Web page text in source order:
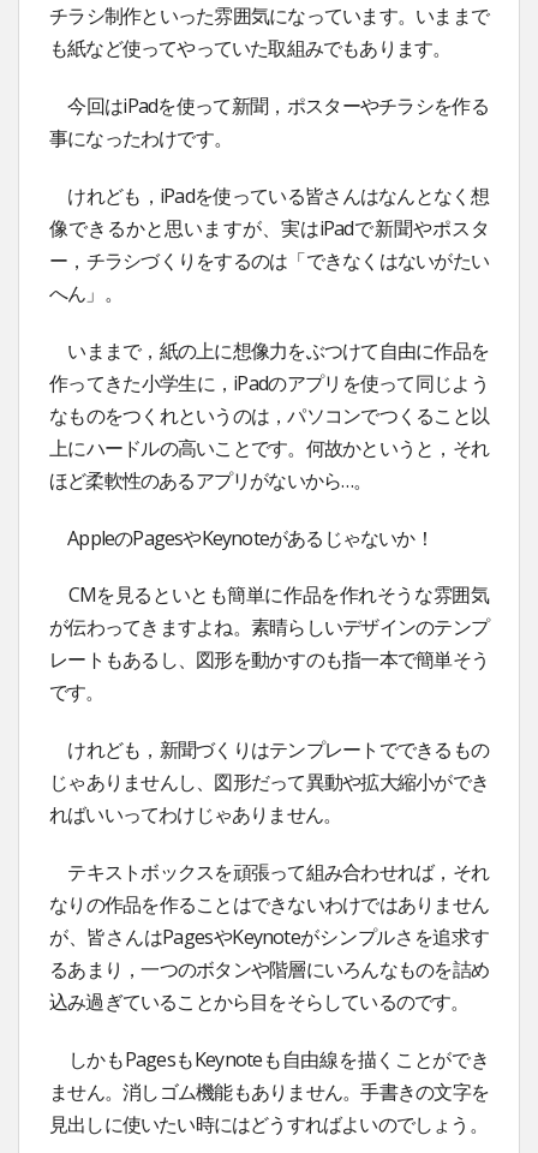
チラシ制作といった雰囲気になっています。いままで
も紙など使ってやっていた取組みでもあります。
今回はiPadを使って新聞，ポスターやチラシを作る
事になったわけです。
けれども，iPadを使っている皆さんはなんとなく想
像できるかと思いますが、実はiPadで新聞やポスタ
ー，チラシづくりをするのは「できなくはないがたい
へん」。
いままで，紙の上に想像力をぶつけて自由に作品を
作ってきた小学生に，iPadのアプリを使って同じよう
なものをつくれというのは，パソコンでつくること以
上にハードルの高いことです。何故かというと，それ
ほど柔軟性のあるアプリがないから…。
AppleのPagesやKeynoteがあるじゃないか！
CMを見るといとも簡単に作品を作れそうな雰囲気
が伝わってきますよね。素晴らしいデザインのテンプ
レートもあるし、図形を動かすのも指一本で簡単そう
です。
けれども，新聞づくりはテンプレートでできるもの
じゃありませんし、図形だって異動や拡大縮小ができ
ればいいってわけじゃありません。
テキストボックスを頑張って組み合わせれば，それ
なりの作品を作ることはできないわけではありません
が、皆さんはPagesやKeynoteがシンプルさを追求す
るあまり，一つのボタンや階層にいろんなものを詰め
込み過ぎていることから目をそらしているのです。
しかもPagesもKeynoteも自由線を描くことができ
ません。消しゴム機能もありません。手書きの文字を
見出しに使いたい時にはどうすればよいのでしょう。